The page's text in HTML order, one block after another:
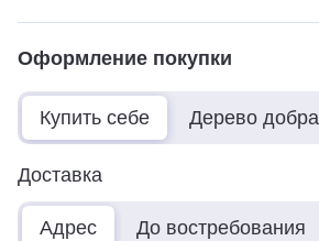
Оформление покупки
Купить себе Дерево добра
Доставка
Адрес До востребования